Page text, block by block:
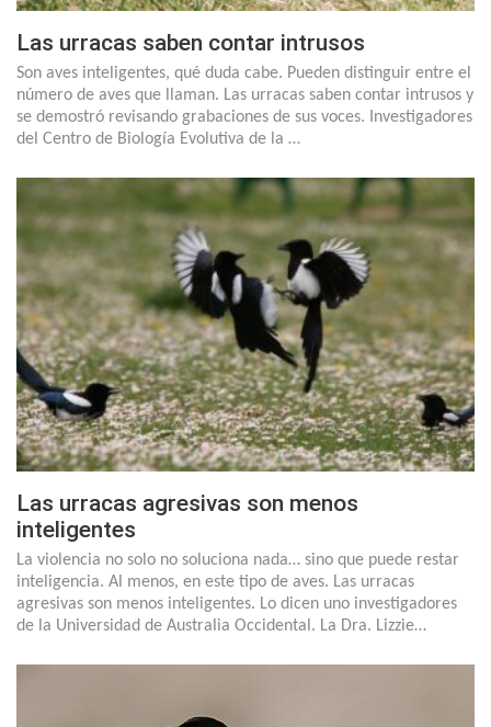
Las urracas saben contar intrusos
Son aves inteligentes, qué duda cabe. Pueden distinguir entre el
número de aves que llaman. Las urracas saben contar intrusos y
se demostró revisando grabaciones de sus voces. Investigadores
del Centro de Biología Evolutiva de la …
Las urracas agresivas son menos
inteligentes
La violencia no solo no soluciona nada… sino que puede restar
inteligencia. Al menos, en este tipo de aves. Las urracas
agresivas son menos inteligentes. Lo dicen uno investigadores
de la Universidad de Australia Occidental. La Dra. Lizzie…